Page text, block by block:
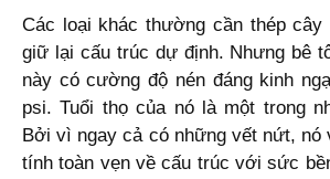
Các loại khác thường cần thép cây
giữ lại cấu trúc dự định. Nhưng bê
này có cường độ nén đáng kinh
psi. Tuổi thọ của nó là một trong
Bởi vì ngay cả có những vết nứt, nó
tính toàn vẹn về cấu trúc với sức